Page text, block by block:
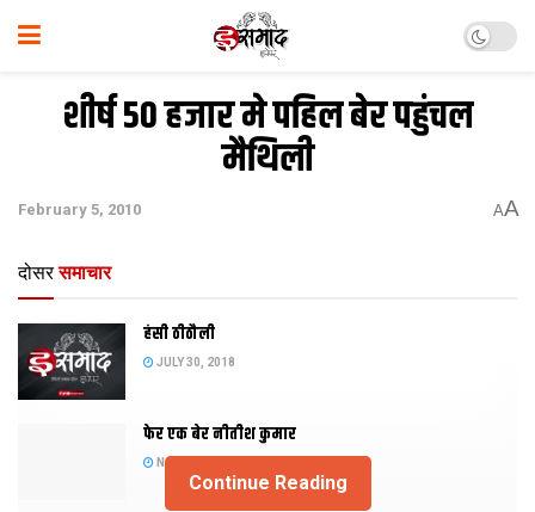
शीर्ष 50 हजार मे पहिल बेर पहुंचल
मैथिली
February 5, 2010 AA
दोसर समाचार
हंसी ठीठौली
JULY 30, 2018
फेर एक बेर नीतीश कुमार
NOVEMBER 20, 2015
Continue Reading